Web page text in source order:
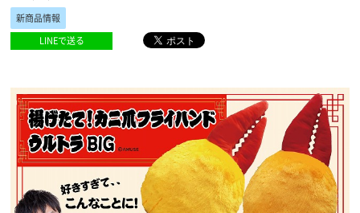
新商品情報
LINEで送る